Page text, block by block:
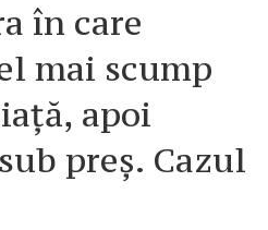
în care
mai scump
apoi
preș. Cazul